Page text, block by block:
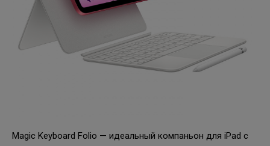
Magic Keyboard Folio — идеальный компаньон для iPad с